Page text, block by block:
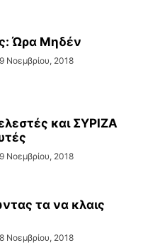
Ώρα Μηδέν
Νοεμβρίου, 2018
και ΣΥΡΙΖΑ
Νοεμβρίου, 2018
τα να κλαις
Νοεμβρίου, 2018